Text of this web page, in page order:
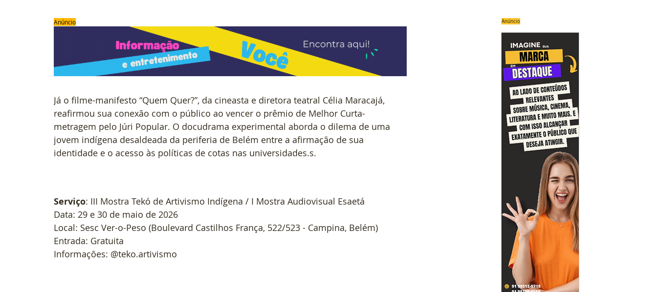
Anúncio
Já o filme-manifesto “Quem Quer?”, da cineasta e diretora teatral Célia Maracajá,
reafirmou sua conexão com o público ao vencer o prêmio de Melhor Curta-
metragem pelo Júri Popular. O docudrama experimental aborda o dilema de uma
jovem indígena desaldeada da periferia de Belém entre a afirmação de sua
identidade e o acesso às políticas de cotas nas universidades.s.
Serviço: III Mostra Tekó de Artivismo Indígena / I Mostra Audiovisual Esaetá
Data: 29 e 30 de maio de 2026
Local: Sesc Ver-o-Peso (Boulevard Castilhos França, 522/523 - Campina, Belém)
Entrada: Gratuita
Informações: @teko.artivismo
Anúncio